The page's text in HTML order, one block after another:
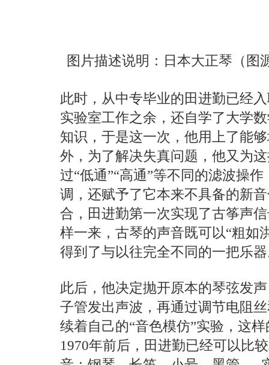
图片描述说明：日本大正琴（图
此时，从中专毕业的田进勤已经
实验室工作之余，还自学了大学
知识，于是这一次，他用上了能
外，为了解决失真问题，他又为
过“低通”“高通”等不同的滤波操
调，还赋予了它本来不具备的新
合，田进勤第一次实现了古筝声
样一来，古琴的声音既可以“粗如
得到了与以往完全不同的一把乐
此后，他决定抛开原本的琴弦发
子管发出声波，再通过调节电阻
续着自己的“音色模仿”实验，这
1970年前后，田进勤已经可以比